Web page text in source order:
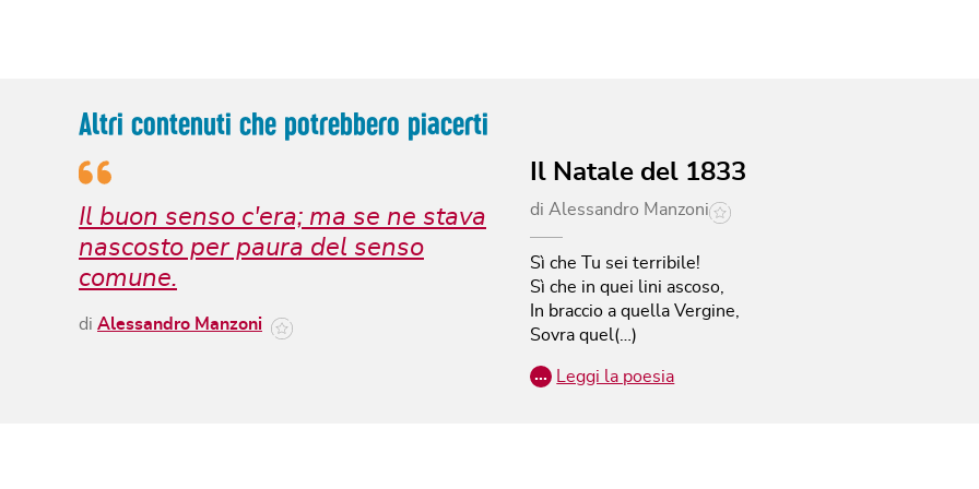
Altri contenuti che potrebbero piacerti
Il buon senso c'era; ma se ne stava
nascosto per paura del senso
comune.
di Alessandro Manzoni
Il Natale del 1833
diAlessandro Manzoni
Sì che Tu sei terribile!
Sì che in quei lini ascoso,
In braccio a quella Vergine,
Sovra quel(…)
… Leggi la poesia